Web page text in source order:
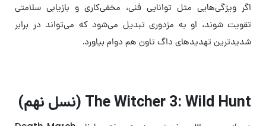
اگر ویژگی‌هایی مثل توانایی فنی، مخفی‌کاری و بازیابی سلامتی
تقویت شوند، او به مزدوری تبدیل می‌شود که می‌تواند در برابر
شدیدترین تهدیدهای داگ تاون هم دوام بیاورد.
The Witcher 3: Wild Hunt (نسل نهم)